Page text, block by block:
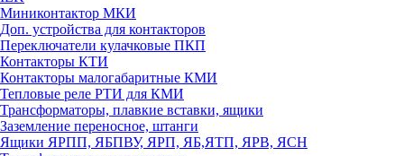
Миниконтактор МКИ
Доп. устройства для контакторов
Переключатели кулачковые ПКП
Контакторы КТИ
Контакторы малогабаритные КМИ
Тепловые реле РTИ для КМИ
Трансформаторы, плавкие вставки, ящики
Заземление переносное, штанги
Ящики ЯРПП, ЯБПВУ, ЯРП, ЯБ,ЯТП, ЯРВ, ЯСН